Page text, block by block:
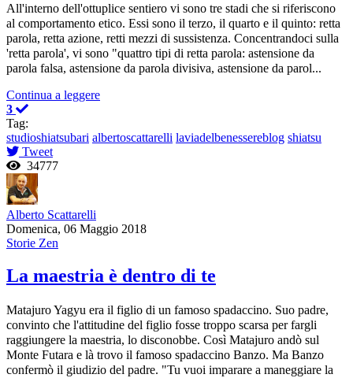
All'interno dell'ottuplice sentiero vi sono tre stadi che si riferiscono
al comportamento etico. Essi sono il terzo, il quarto e il quinto: retta
parola, retta azione, retti mezzi di sussistenza. Concentrandoci sulla
'retta parola', vi sono "quattro tipi di retta parola: astensione da
parola falsa, astensione da parola divisiva, astensione da parol...
Continua a leggere
3
Tag:
studioshiatsubari albertoscattarelli laviadelbenessereblog shiatsu
Tweet
34777
Alberto Scattarelli
Domenica, 06 Maggio 2018
Storie Zen
La maestria è dentro di te
Matajuro Yagyu era il figlio di un famoso spadaccino. Suo padre,
convinto che l'attitudine del figlio fosse troppo scarsa per fargli
raggiungere la maestria, lo disconobbe. Così Matajuro andò sul
Monte Futara e là trovo il famoso spadaccino Banzo. Ma Banzo
confermò il giudizio del padre. "Tu vuoi imparare a maneggiare la